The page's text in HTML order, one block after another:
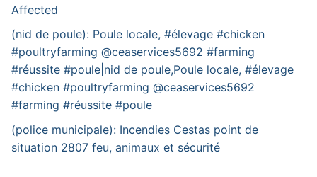
Affected
(nid de poule): Poule locale, #élevage #chicken
#poultryfarming @ceaservices5692 #farming
#réussite #poule|nid de poule,Poule locale, #élevage
#chicken #poultryfarming @ceaservices5692
#farming #réussite #poule
(police municipale): Incendies Cestas point de
situation 2807 feu, animaux et sécurité